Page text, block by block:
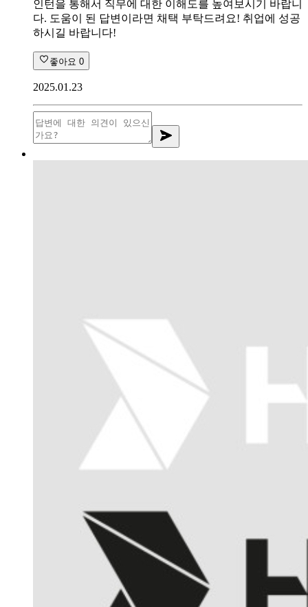
인턴을 통해서 직무에 대한 이해도를 높여보시기 바랍니
다. 도움이 된 답변이라면 채택 부탁드려요! 취업에 성공
하시길 바랍니다!
좋아요 0
2025.01.23